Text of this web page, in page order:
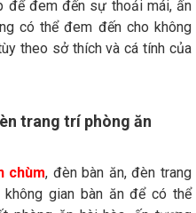
để đem đến sự thoải mái, ấn
có thể đem đến cho không
theo sở thích và cá tính của
trang trí phòng ăn
chùm, đèn bàn ăn, đèn trang
gian bàn ăn để có thể